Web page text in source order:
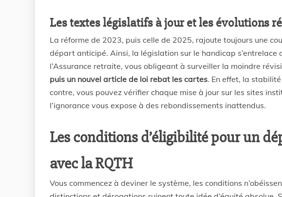
Les textes législatifs à jour et les évolutions
La réforme de 2023, puis celle de 2025, rajoute toujours une
départ anticipé. Ainsi, la législation sur le handicap s’entrelace
l’Assurance retraite, vous obligeant à surveiller la moindre
puis un nouvel article de loi rebat les cartes. En effet, la
contre, vous pouvez vérifier chaque mise à jour sur les sites
l’ignorance vous expose à des rebondissements inattendus.
Les conditions d’éligibilité pour un
avec la RQTH
Vous commencez à deviner le système, les conditions